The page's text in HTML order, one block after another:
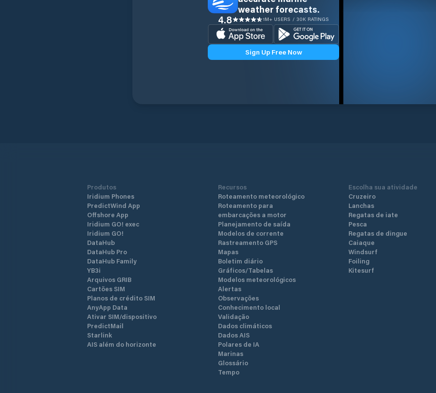
weather forecasts.
4.8 1M+ USERS / 30K RATINGS
Sign Up Free Now
Produtos
Iridium Phones
PredictWind App
Offshore App
Iridium GO! exec
Iridium GO!
DataHub
DataHub Pro
DataHub Family
YB3i
Arquivos GRIB
Cartões SIM
Planos de crédito SIM
AnyApp Data
Ativar SIM/dispositivo
PredictMail
Starlink
AIS além do horizonte
Recursos
Roteamento meteorológico
Roteamento para
embarcações a motor
Planejamento de saída
Modelos de corrente
Rastreamento GPS
Mapas
Boletim diário
Gráficos/Tabelas
Modelos meteorológicos
Alertas
Observações
Conhecimento local
Validação
Dados climáticos
Dados AIS
Polares de IA
Marinas
Glossário
Tempo
Escolha sua atividade
Cruzeiro
Lanchas
Regatas de iate
Pesca
Regatas de dingue
Caiaque
Windsurf
Foiling
Kitesurf